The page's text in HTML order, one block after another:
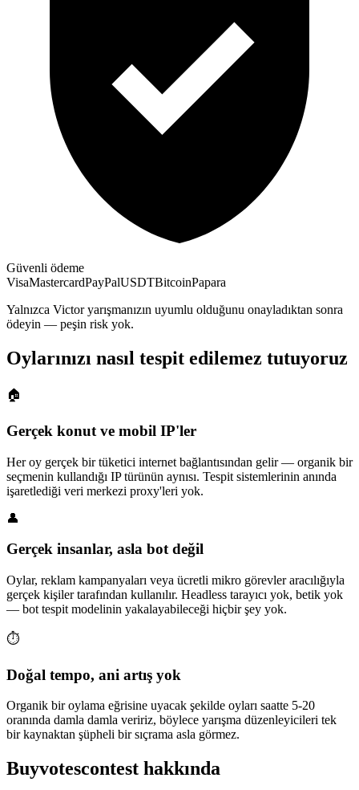
Güvenli ödeme
VisaMastercardPayPalUSDTBitcoinPapara
Yalnızca Victor yarışmanızın uyumlu olduğunu onayladıktan sonra
ödeyin — peşin risk yok.
Oylarınızı nasıl tespit edilemez tutuyoruz
🏠
Gerçek konut ve mobil IP'ler
Her oy gerçek bir tüketici internet bağlantısından gelir — organik bir
seçmenin kullandığı IP türünün aynısı. Tespit sistemlerinin anında
işaretlediği veri merkezi proxy'leri yok.
👤
Gerçek insanlar, asla bot değil
Oylar, reklam kampanyaları veya ücretli mikro görevler aracılığıyla
gerçek kişiler tarafından kullanılır. Headless tarayıcı yok, betik yok
— bot tespit modelinin yakalayabileceği hiçbir şey yok.
⏱️
Doğal tempo, ani artış yok
Organik bir oylama eğrisine uyacak şekilde oyları saatte 5-20
oranında damla damla veririz, böylece yarışma düzenleyicileri tek
bir kaynaktan şüpheli bir sıçrama asla görmez.
Buyvotescontest hakkında